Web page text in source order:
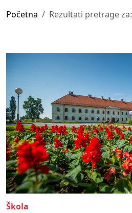
Početna Rezultati pretrage za:
Škola